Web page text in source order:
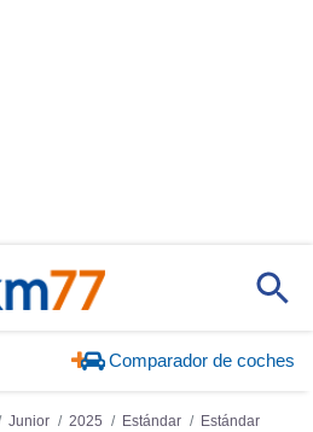
Comparador de coches
Junior 2025 Estándar
Estándar